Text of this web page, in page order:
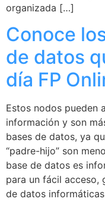
organizada […]
Conoce
de datos
día FP
Estos nodos pueden
información y son
bases de datos, ya
“padre-hijo” son
base de datos es
para un fácil acceso,
de datos